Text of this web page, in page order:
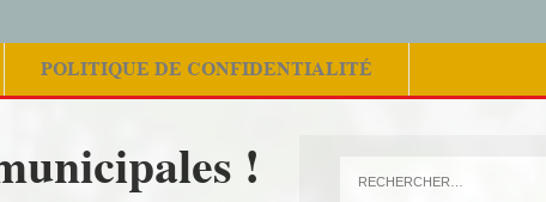
POLITIQUE DE CONFIDENTIALITÉ
!